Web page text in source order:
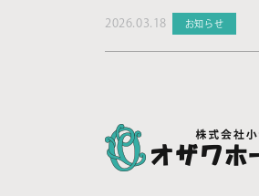
2026.03.18 お知らせ